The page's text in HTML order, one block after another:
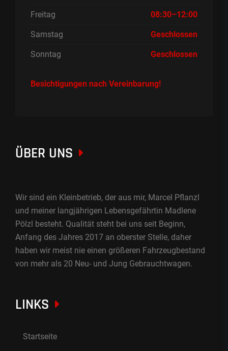
Freitag 08:30–12:00
Samstag Geschlossen
Sonntag Geschlossen
Besichtigungen nach Vereinbarung!
ÜBER UNS
Wir sind ein Kleinbetrieb, der aus mir, Marcel Pflanzl
und meiner langjährigen Lebensgefährtin Madlene
Pölzl besteht. Qualität steht bei uns seit Beginn,
Anfang des Jahres 2017 an oberster Stelle, daher
haben wir meist nie einen größeren Fahrzeugbestand
von mehr als 20 Neu- und Jung Gebrauchtwagen.
LINKS
Startseite